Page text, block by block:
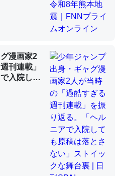
も酸素も不足してて両方に不
では」とあって面白い。海に
ミグモ）はカルシウムを使わ
、酵素が違うのか？
の大問題＝「昆虫はなぜ海にいな
漫画家2
刊連載」
入院して
イックな